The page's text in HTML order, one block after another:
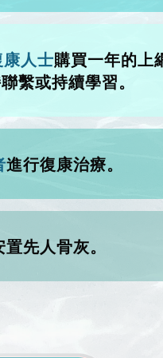
人士購買一年的上
繫或持續學習。
進行復康治療。
置先人骨灰。